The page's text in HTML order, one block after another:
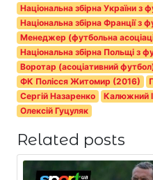
Національна збірна України з
Національна збірна Франції з
Менеджер (футбольна
Національна збірна Польщі з
Воротар (асоціативний
ФК Полісся Житомир (2016)
Сергій Назаренко
Калюжний
Олексій Гуцуляк
Related posts